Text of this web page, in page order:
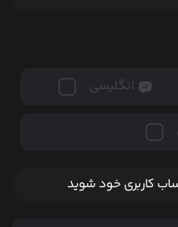
انگلیسی
کاربری خود شوید